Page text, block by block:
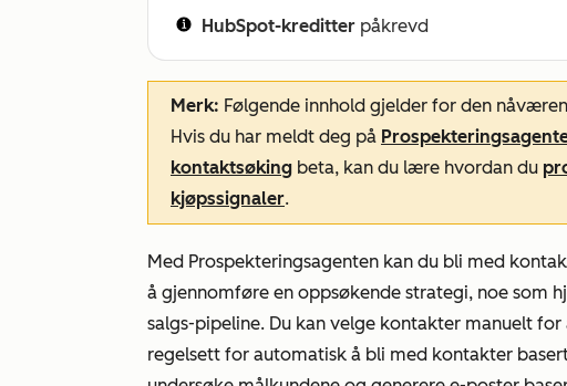
HubSpot-kreditter påkrevd
Merk: Følgende innhold gjelder for den
Hvis du har meldt deg på
kontaktsøking beta, kan du lære hvordan du
kjøpssignaler.
Med Prospekteringsagenten kan du bli med
å gjennomføre en oppsøkende strategi, noe som
salgs-pipeline. Du kan velge kontakter manuelt
regelsett for automatisk å bli med kontakter